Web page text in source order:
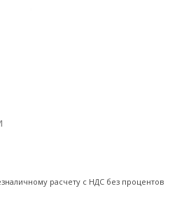
расчету с НДС без процентов